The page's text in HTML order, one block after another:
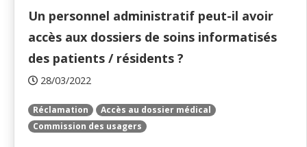
Un personnel administratif peut-il avoir
accès aux dossiers de soins informatisés
des patients / résidents ?
28/03/2022
Réclamation
Accès au dossier médical
Commission des usagers